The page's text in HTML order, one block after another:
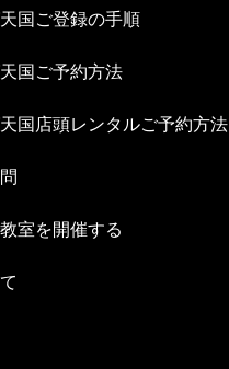
国ご登録の手順
国ご予約方法
国店頭レンタルご予約方法
室を開催する